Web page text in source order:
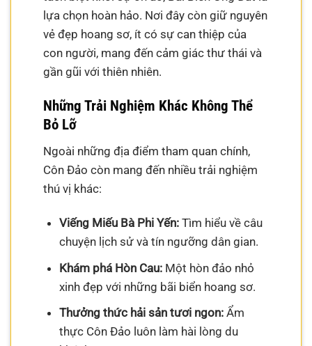
lựa chọn hoàn hảo. Nơi đây còn giữ nguyên
vẻ đẹp hoang sơ, ít có sự can thiệp của
con người, mang đến cảm giác thư thái và
gần gũi với thiên nhiên.
Những Trải Nghiệm Khác Không Thể
Bỏ Lỡ
Ngoài những địa điểm tham quan chính,
Côn Đảo còn mang đến nhiều trải nghiệm
thú vị khác:
Viếng Miếu Bà Phi Yến:Tìm hiểu về câu
chuyện lịch sử và tín ngưỡng dân gian.
Khám phá Hòn Cau:Một hòn đảo nhỏ
xinh đẹp với những bãi biển hoang sơ.
Thưởng thức hải sản tươi ngon:Ẩm
thực Côn Đảo luôn làm hài lòng du